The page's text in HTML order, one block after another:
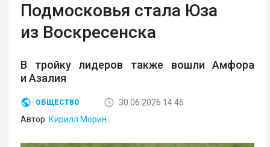
Подмосковья стала Юза
из Воскресенска
В тройку лидеров также вошли Амфора
и Азалия
ОБЩЕСТВО
30.06.2026 14:46
Автор: Кирилл Морин